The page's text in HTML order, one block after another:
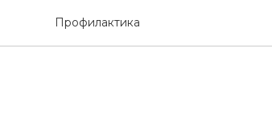
Профилактика